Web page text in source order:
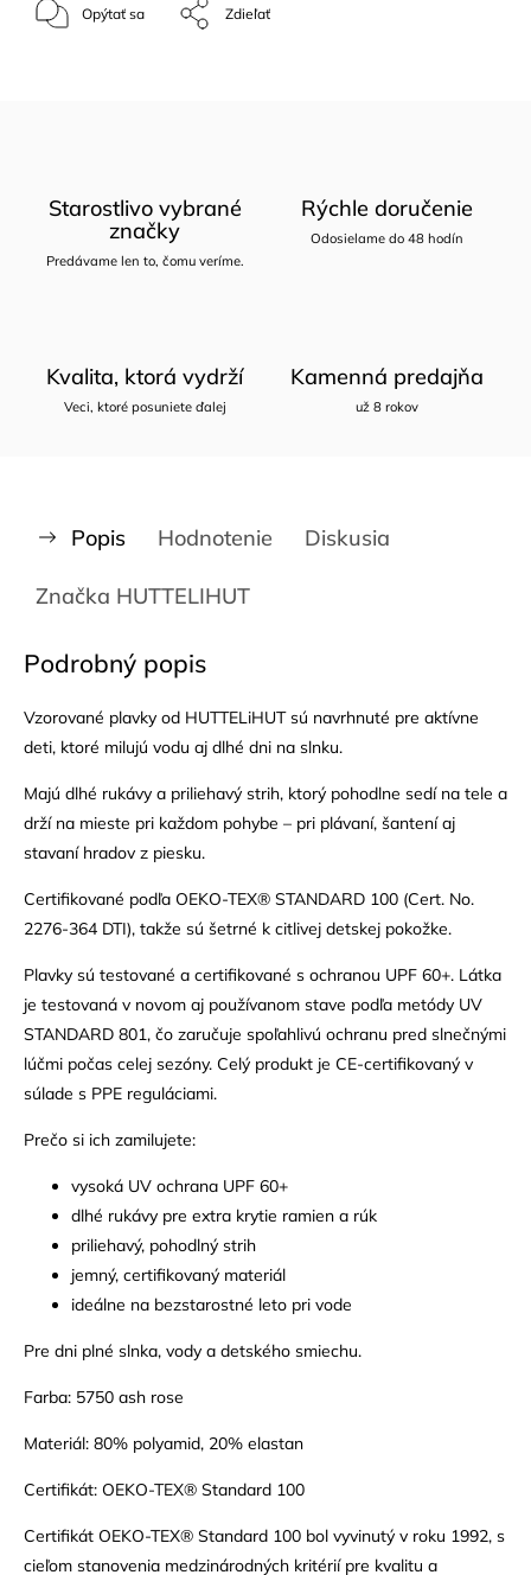
Opýtať sa Zdieľať
Starostlivo vybrané
značky
Predávame len to, čomu veríme.
Rýchle doručenie
Odosielame do 48 hodín
Kvalita, ktorá vydrží
Veci, ktoré posuniete ďalej
Kamenná predajňa
už 8 rokov
Popis Hodnotenie Diskusia
Značka HUTTELIHUT
Podrobný popis
Vzorované plavky od HUTTELiHUT sú navrhnuté pre aktívne
deti, ktoré milujú vodu aj dlhé dni na slnku.
Majú dlhé rukávy a priliehavý strih, ktorý pohodlne sedí na tele a
drží na mieste pri každom pohybe – pri plávaní, šantení aj
stavaní hradov z piesku.
Certifikované podľa OEKO-TEX® STANDARD 100 (Cert. No.
2276-364 DTI), takže sú šetrné k citlivej detskej pokožke.
Plavky sú testované a certifikované s ochranou UPF 60+. Látka
je testovaná v novom aj používanom stave podľa metódy UV
STANDARD 801, čo zaručuje spoľahlivú ochranu pred slnečnými
lúčmi počas celej sezóny. Celý produkt je CE-certifikovaný v
súlade s PPE reguláciami.
Prečo si ich zamilujete:
vysoká UV ochrana UPF 60+
dlhé rukávy pre extra krytie ramien a rúk
priliehavý, pohodlný strih
jemný, certifikovaný materiál
ideálne na bezstarostné leto pri vode
Pre dni plné slnka, vody a detského smiechu.
Farba: 5750 ash rose
Materiál: 80% polyamid, 20% elastan
Certifikát: OEKO-TEX® Standard 100
Certifikát OEKO-TEX® Standard 100 bol vyvinutý v roku 1992, s
cieľom stanovenia medzinárodných kritérií pre kvalitu a